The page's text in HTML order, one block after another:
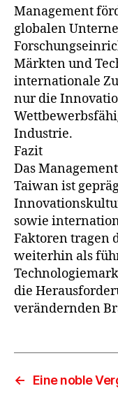
Management
globalen
Märkten und
internationale
nur die
Industrie.
Fazit
Das
Taiwan ist
sowie
Faktoren tragen
weiterhin als
die
verändernden
←
Eine noble